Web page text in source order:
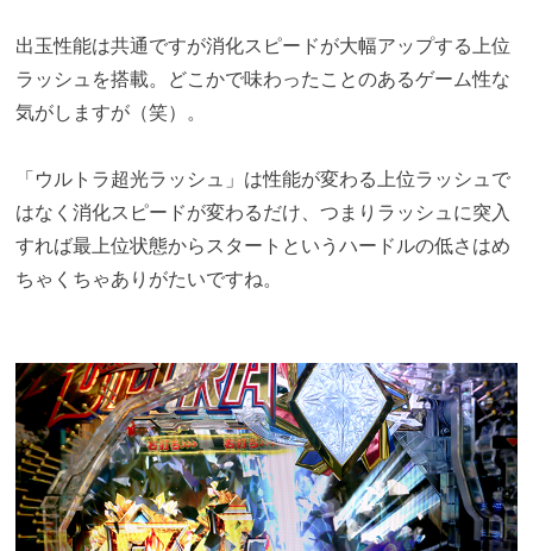
出玉性能は共通ですが消化スピードが大幅アップする上位
ラッシュを搭載。どこかで味わったことのあるゲーム性な
気がしますが（笑）。
「ウルトラ超光ラッシュ」は性能が変わる上位ラッシュで
はなく消化スピードが変わるだけ、つまりラッシュに突入
すれば最上位状態からスタートというハードルの低さはめ
ちゃくちゃありがたいですね。